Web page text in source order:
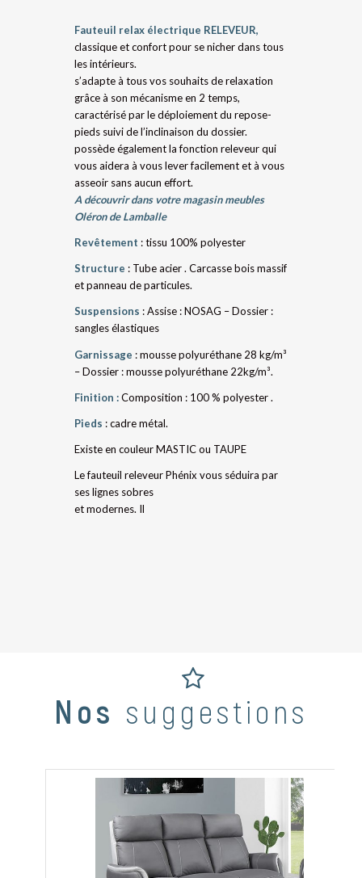
Fauteuil relax électrique RELEVEUR,
classique et confort pour se nicher dans tous
les intérieurs.
s’adapte à tous vos souhaits de relaxation
grâce à son mécanisme en 2 temps,
caractérisé par le déploiement du repose-
pieds suivi de l’inclinaison du dossier.
possède également la fonction releveur qui
vous aidera à vous lever facilement et à vous
asseoir sans aucun effort.
A découvrir dans votre magasin meubles
Oléron de Lamballe
Revêtement : tissu 100% polyester
Structure : Tube acier . Carcasse bois massif
et panneau de particules.
Suspensions : Assise : NOSAG – Dossier :
sangles élastiques
Garnissage : mousse polyuréthane 28 kg/m³
– Dossier : mousse polyuréthane 22kg/m³.
Finition :Composition : 100 % polyester .
Pieds : cadre métal.
Existe en couleur MASTIC ou TAUPE
Le fauteuil releveur Phénix vous séduira par
ses lignes sobres
et modernes. Il
Nos suggestions